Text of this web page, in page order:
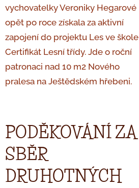
vychovatelky Veroniky Hegarové
opět po roce získala za aktivní
zapojení do projektu Les ve škole
Certifikát Lesní třídy. Jde o roční
patronaci nad 10 m2 Nového
pralesa na Ještědském hřebeni.
PODĚKOVÁNÍ ZA
SBĚR
DRUHOTNÝCH